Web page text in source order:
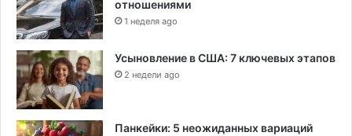
отношениями
1 неделя ago
Усыновление в США: 7 ключевых этапов
2 недели ago
Панкейки: 5 неожиданных вариаций